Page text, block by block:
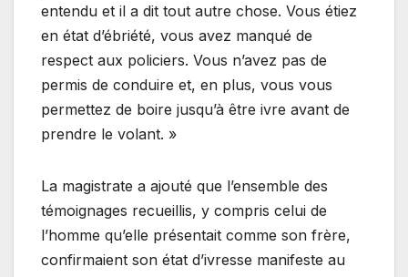
entendu et il a dit tout autre chose. Vous étiez
en état d’ébriété, vous avez manqué de
respect aux policiers. Vous n’avez pas de
permis de conduire et, en plus, vous vous
permettez de boire jusqu’à être ivre avant de
prendre le volant. »
La magistrate a ajouté que l’ensemble des
témoignages recueillis, y compris celui de
l’homme qu’elle présentait comme son frère,
confirmaient son état d’ivresse manifeste au